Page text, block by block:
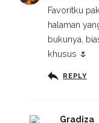
Favoritku
halaman
bukunya,
khusus 🌷
REPLY
Gradiza